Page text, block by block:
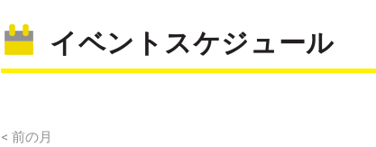
イベントスケジュール
< 前の月